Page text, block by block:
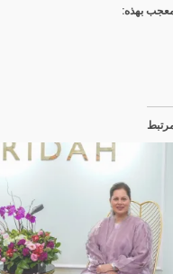
بهذه: